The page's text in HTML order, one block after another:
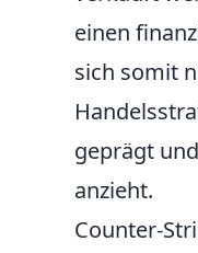
einen
sich somit
geprägt
anzieht.
Counter-